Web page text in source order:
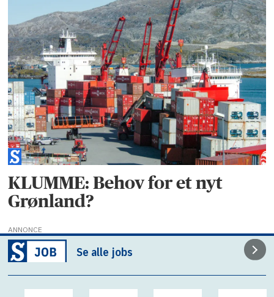
KLUMME: Behov for et nyt
Grønland?
ANNONCE
Se alle jobs